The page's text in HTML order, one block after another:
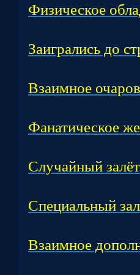
Физическое
Заигрались до
Взаимное
Фанатическое
Случайный
Специальный
Взаимное